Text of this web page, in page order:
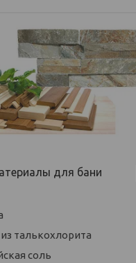
для бани
талькохлорита
соль